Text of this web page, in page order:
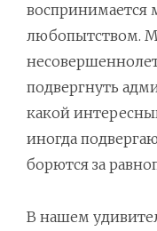
воспринимается
любопытством.
подвергнуть
какой
иногда
борются за
В нашем